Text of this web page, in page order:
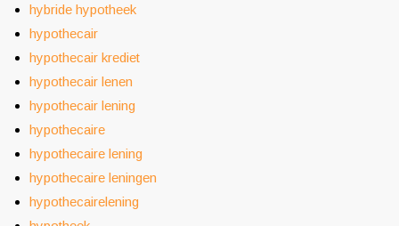
hybride hypotheek
hypothecair
hypothecair krediet
hypothecair lenen
hypothecair lening
hypothecaire
hypothecaire lening
hypothecaire leningen
hypothecairelening